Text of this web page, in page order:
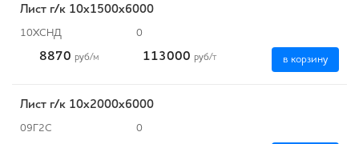
Лист г/к 10х1500х6000
10ХСНД 0
8870 руб/м 113000 руб/т в корзину
Лист г/к 10х2000х6000
09Г2С 0